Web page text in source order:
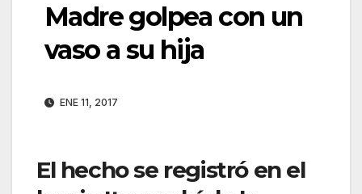
Madre golpea con un
vaso a su hija
ENE 11, 2017
El hecho se registró en el